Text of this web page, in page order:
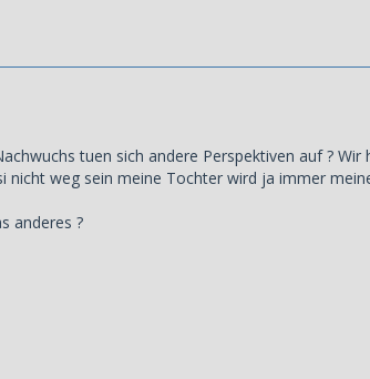
tuen sich andere Perspektiven auf ?
nicht weg sein meine Tochter wird ja immer
anderes ?